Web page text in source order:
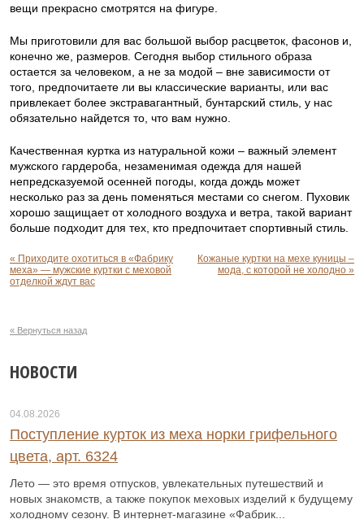
вещи прекрасно смотрятся на фигуре.
Мы приготовили для вас большой выбор расцветок, фасонов и,
конечно же, размеров. Сегодня выбор стильного образа
остается за человеком, а не за модой – вне зависимости от
того, предпочитаете ли вы классические варианты, или вас
привлекает более экстравагантный, бунтарский стиль, у нас
обязательно найдется то, что вам нужно.
Качественная куртка из натуральной кожи – важный элемент
мужского гардероба, незаменимая одежда для нашей
непредсказуемой осенней погоды, когда дождь может
несколько раз за день поменяться местами со снегом. Пуховик
хорошо защищает от холодного воздуха и ветра, такой вариант
больше подходит для тех, кто предпочитает спортивный стиль.
« Приходите охотиться в «Фабрику
меха» — мужские куртки с меховой
отделкой ждут вас
Кожаные куртки на мехе куницы –
мода, с которой не холодно »
« Вернуться назад
НОВОСТИ
04.08.2026
Поступление курток из меха норки грифельного
цвета, арт. 6324
Лето — это время отпусков, увлекательных путешествий и
новых знакомств, а также покупок меховых изделий к будущему
холодному сезону. В интернет-магазине «Фабрик...